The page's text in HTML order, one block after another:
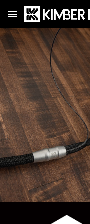
Skip to main content